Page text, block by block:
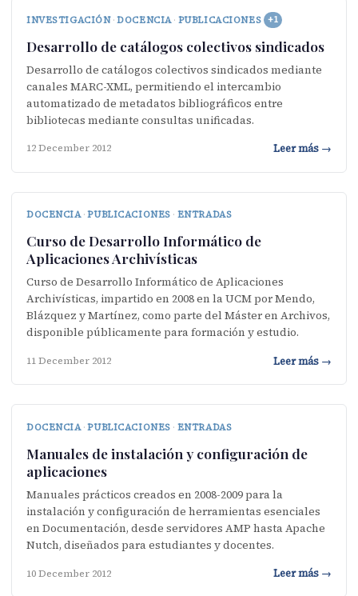
INVESTIGACIÓN · DOCENCIA· PUBLICACIONES +1
Desarrollo de catálogos colectivos sindicados
Desarrollo de catálogos colectivos sindicados mediante
canales MARC-XML, permitiendo el intercambio
automatizado de metadatos bibliográficos entre
bibliotecas mediante consultas unificadas.
12 December 2012 Leer más →
DOCENCIA · PUBLICACIONES · ENTRADAS
Curso de Desarrollo Informático de
Aplicaciones Archivísticas
Curso de Desarrollo Informático de Aplicaciones
Archivísticas, impartido en 2008 en la UCM por Mendo,
Blázquez y Martínez, como parte del Máster en Archivos,
disponible públicamente para formación y estudio.
11 December 2012 Leer más →
DOCENCIA · PUBLICACIONES · ENTRADAS
Manuales de instalación y configuración de
aplicaciones
Manuales prácticos creados en 2008-2009 para la
instalación y configuración de herramientas esenciales
en Documentación, desde servidores AMP hasta Apache
Nutch, diseñados para estudiantes y docentes.
10 December 2012 Leer más →